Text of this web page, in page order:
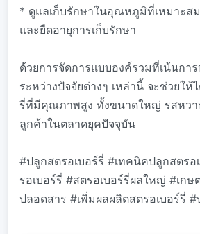
* ดูแลเก็บรักษาในอุณหภูมิที่เหมาะสม
และยืดอายุการเก็บรักษา
ด้วยการจัดการแบบองค์รวมที่เน้นกา
ระหว่างปัจจัยต่างๆ เหล่านี้ จะช่วยให้
รี่ที่มีคุณภาพสูง ทั้งขนาดใหญ่ รสหวา
ลูกค้าในตลาดยุคปัจจุบัน
#ปลูกสตรอเบอร์รี่ #เทคนิคปลูกสตรอ
รอเบอร์รี่ #สตรอเบอร์รี่ผลใหญ่ #เกษ
ปลอดสาร #เพิ่มผลผลิตสตรอเบอร์รี่